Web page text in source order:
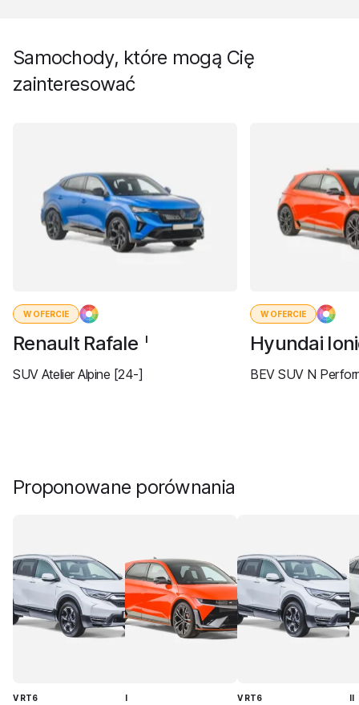
Samochody, które mogą Cię
zainteresować
W OFERCIE
Renault Rafale I
SUV Atelier Alpine [24-]
W OFERCIE
Hyundai
BEV SUV N
Proponowane porównania
V RT6 I V RT6 II